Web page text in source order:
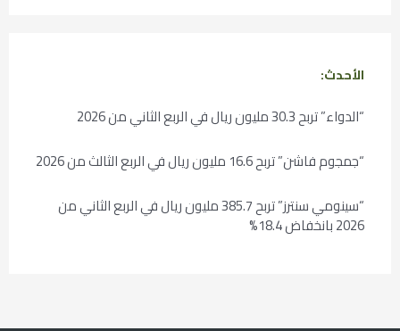
الأحدث:
“الدواء” تربح 30.3 مليون ريال في الربع الثاني من 2026
“جمجوم فاشن” تربح 16.6 مليون ريال في الربع الثالث من 2026
“سينومي سنترز” تربح 385.7 مليون ريال في الربع الثاني من
2026 بانخفاض 18.4%